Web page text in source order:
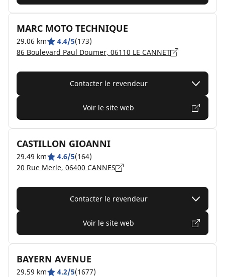
MARC MOTO TECHNIQUE
29.06 km 4.4/5(173)
86 Boulevard Paul Doumer, 06110 LE CANNET
Contacter le revendeur
Voir le site web
CASTILLON GIOANNI
29.49 km 4.6/5(164)
20 Rue Merle, 06400 CANNES
Contacter le revendeur
Voir le site web
BAYERN AVENUE
29.59 km 4.2/5(1677)